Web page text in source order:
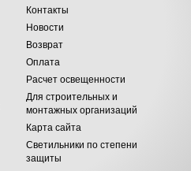
Контакты
Новости
Возврат
Оплата
Расчет освещенности
Для строительных и
монтажных организаций
Карта сайта
Светильники по степени
защиты